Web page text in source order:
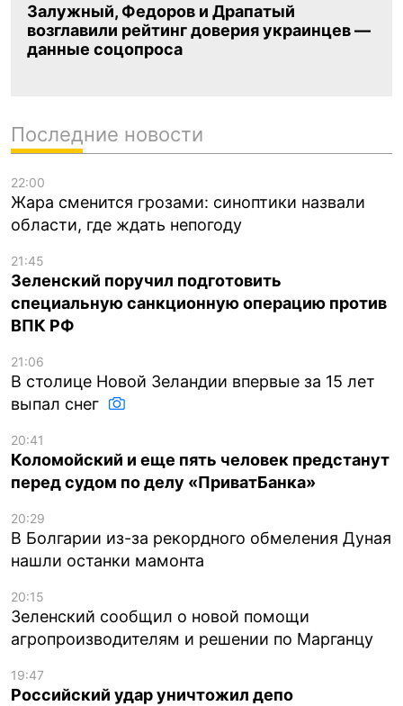
Залужный, Федоров и Драпатый
возглавили рейтинг доверия украинцев —
данные соцопроса
Последние новости
22:00
Жара сменится грозами: синоптики назвали
области, где ждать непогоду
21:45
Зеленский поручил подготовить
специальную санкционную операцию против
ВПК РФ
21:06
В столице Новой Зеландии впервые за 15 лет
выпал снег
20:41
Коломойский и еще пять человек предстанут
перед судом по делу «ПриватБанка»
20:29
В Болгарии из-за рекордного обмеления Дуная
нашли останки мамонта
20:15
Зеленский сообщил о новой помощи
агропроизводителям и решении по Марганцу
19:47
Российский удар уничтожил депо